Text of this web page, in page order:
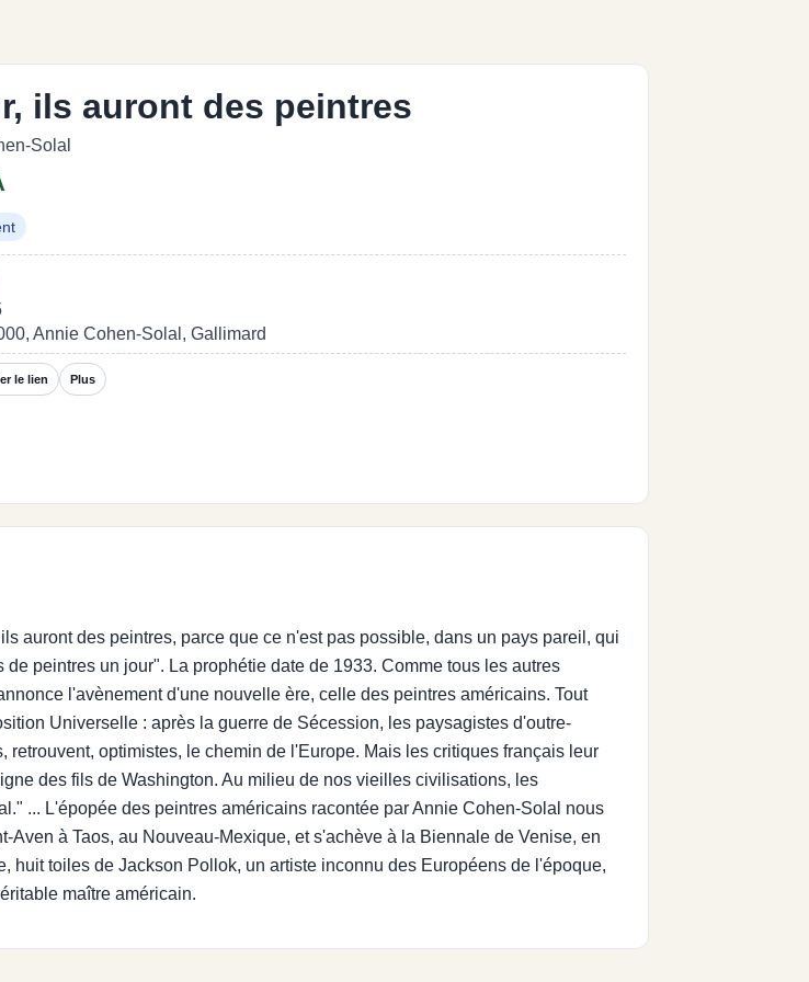
ils auront des peintres
Solal
Annie Cohen-Solal, Gallimard
le lien Plus
auront des peintres, parce que ce n'est pas possible, dans un pays pareil, qui
peintres un jour". La prophétie date de 1933. Comme tous les autres
l'avènement d'une nouvelle ère, celle des peintres américains. Tout
Universelle : après la guerre de Sécession, les paysagistes d'outre-
optimistes, le chemin de l'Europe. Mais les critiques français leur
des fils de Washington. Au milieu de nos vieilles civilisations, les
... L'épopée des peintres américains racontée par Annie Cohen-Solal nous
à Taos, au Nouveau-Mexique, et s'achève à la Biennale de Venise, en
huit toiles de Jackson Pollok, un artiste inconnu des Européens de l'époque,
maître américain.